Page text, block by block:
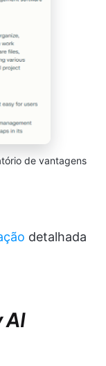
de vantagens
detalhada
AI